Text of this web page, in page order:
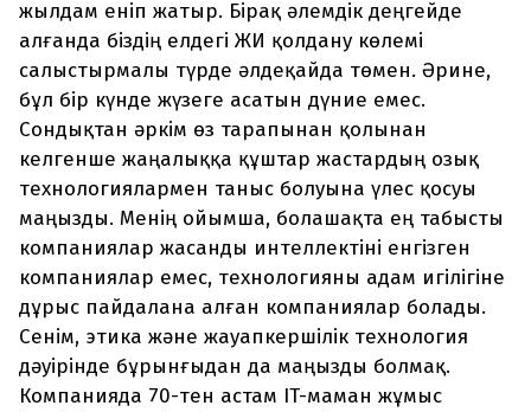
жылдам еніп жатыр. Бірақ әлемдік деңгейде
алғанда біздің елдегі ЖИ қолдану көлемі
cалыстырмалы түрде әлдеқайда төмен. Әрине,
бұл бір күнде жүзеге асатын дүние емес.
Сондықтан әркім өз тарапынан қолынан
келгенше жаңалыққа құштар жастардың озық
технологиялармен таныс болуына үлес қосуы
маңызды. Менің ойымша, болашақта ең табысты
компаниялар жасанды интеллектіні енгізген
компаниялар емес, технологияны адам игілігіне
дұрыс пайдалана алған компаниялар болады.
Сенім, этика және жауапкершілік технология
дәуірінде бұрынғыдан да маңызды болмақ.
Компанияда 70-тен астам IT-маман жұмыс